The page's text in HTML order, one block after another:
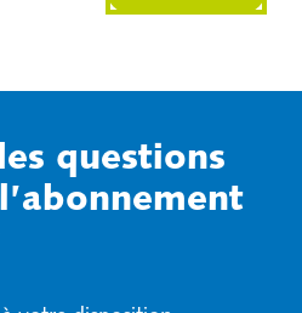
questions